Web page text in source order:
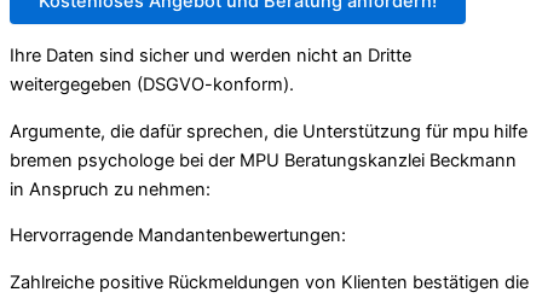
Ihre Daten sind sicher und werden nicht an Dritte
weitergegeben (DSGVO-konform).
Argumente, die dafür sprechen, die Unterstützung für mpu hilfe
bremen psychologe bei der MPU Beratungskanzlei Beckmann
in Anspruch zu nehmen:
Hervorragende Mandantenbewertungen:
Zahlreiche positive Rückmeldungen von Klienten bestätigen die